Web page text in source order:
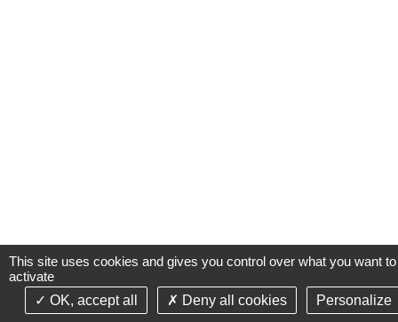
This site uses cookies and gives you control over what you want to
activate
OK, accept all
Deny all cookies Personalize